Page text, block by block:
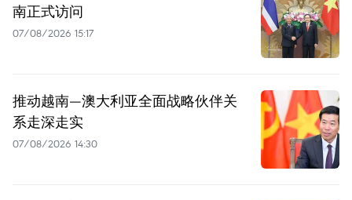
南正式访问
07/08/2026 15:17
推动越南—澳大利亚全面战略伙伴关
系走深走实
07/08/2026 14:30